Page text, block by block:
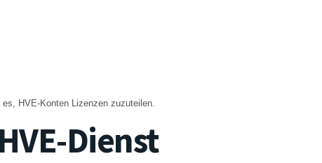
HVE-Konten Lizenzen zuzuteilen.
Dienst